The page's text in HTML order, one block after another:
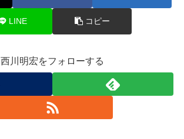
LINE コピー
西川明宏をフォローする